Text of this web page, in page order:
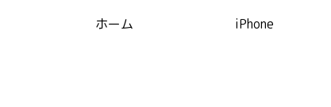
ホーム iPhone